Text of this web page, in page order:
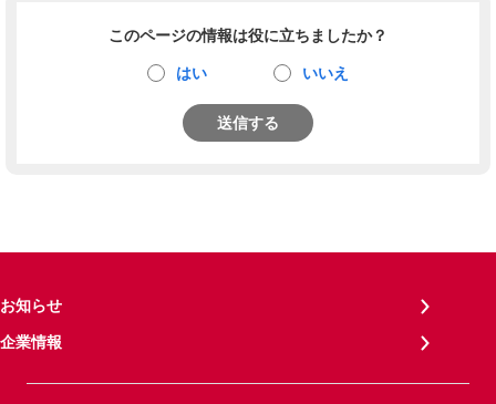
このページの情報は役に立ちましたか？
はい いいえ
送信する
お知らせ
企業情報